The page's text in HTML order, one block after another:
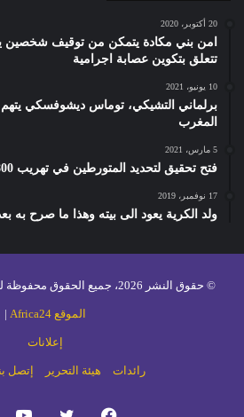
20 أكتوبر، 2020
امن بني مكادة يتمكن من توقيف شخصين
تتعلق بتكوين عصابة اجرامية
10 يونيو، 2021
برلماني التشيكي، توماس ديشوفسكي يتهم
المغرب
5 مارس، 2021
فتح تحقيق لتحديد المتورطين في تهريب 800 قرص طبي مخدر بطنجة
17 نوفمبر، 2019
ولد الكرية يعود الى بيته وهذا ما صرح به
© حقوق النشر 2026، جميع الحقوق محفوظة لمجلة رائدات |
الموقع Africa24 |
إعلانات
رائدات هيئة التحرير إتصل